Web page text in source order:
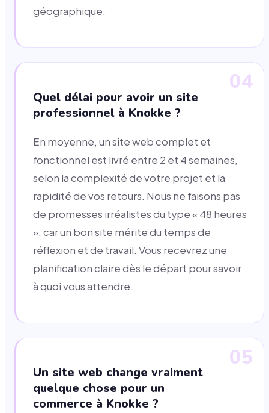
géographique.
04
Quel délai pour avoir un site
professionnel à Knokke ?
En moyenne, un site web complet et
fonctionnel est livré entre 2 et 4 semaines,
selon la complexité de votre projet et la
rapidité de vos retours. Nous ne faisons pas
de promesses irréalistes du type « 48 heures
», car un bon site mérite du temps de
réflexion et de travail. Vous recevrez une
planification claire dès le départ pour savoir
à quoi vous attendre.
05
Un site web change vraiment
quelque chose pour un
commerce à Knokke ?